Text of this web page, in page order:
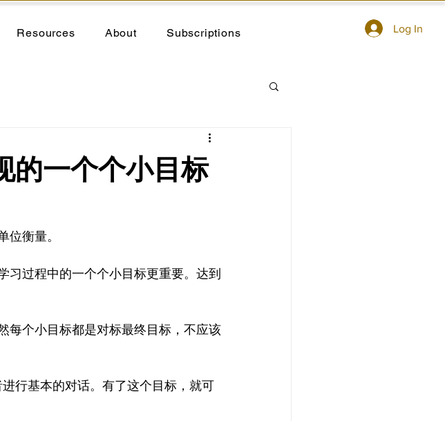
Resources About Subscriptions Log In
的一个个小目标
位衡量。
习过程中的一个个小目标更重要。达到
每个小目标都是对标最终目标，不应该
行基本的对话。有了这个目标，就可